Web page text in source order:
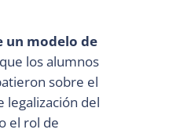
un modelo de
los alumnos
sobre el
legalización del
el rol de